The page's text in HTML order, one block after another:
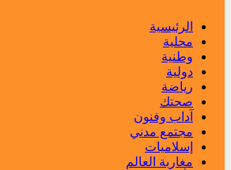
الرئيسية
محلية
وطنية
دولية
رياضة
صحتك
آداب وفنون
مجتمع مدني
إسلاميات
مغاربة العالم